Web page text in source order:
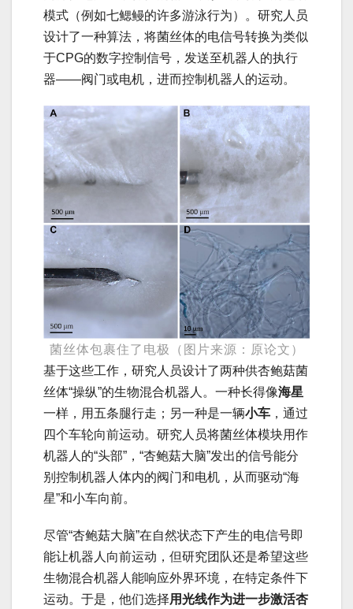
模式（例如七鳃鳗的许多游泳行为）。研究人员
设计了一种算法，将菌丝体的电信号转换为类似
于CPG的数字控制信号，发送至机器人的执行
器——阀门或电机，进而控制机器人的运动。
菌丝体包裹住了电极（图片来源：原论文）
基于这些工作，研究人员设计了两种供杏鲍菇菌
丝体“操纵”的生物混合机器人。一种长得像海星
一样，用五条腿行走；另一种是一辆小车 ，通过
四个车轮向前运动。研究人员将菌丝体模块用作
机器人的“头部”，“杏鲍菇大脑”发出的信号能分
别控制机器人体内的阀门和电机，从而驱动“海
星”和小车向前。
尽管“杏鲍菇大脑”在自然状态下产生的电信号即
能让机器人向前运动，但研究团队还是希望这些
生物混合机器人能响应外界环境，在特定条件下
运动。于是，他们选择用光线作为进一步激活杏